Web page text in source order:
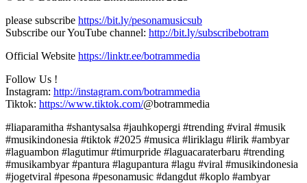
please subscribe https://bit.ly/pesonamusicsub
Subscribe our YouTube channel: http://bit.ly/subscribebotram
Official Website https://linktr.ee/botrammedia
Follow Us !
Instagram: http://instagram.com/botrammedia
Tiktok: https://www.tiktok.com/@botrammedia
#liaparamitha #shantysalsa #jauhkopergi #trending #viral #musik
#musikindonesia #tiktok #2025 #musica #liriklagu #lirik #ambyar
#laguambon #lagutimur #timurpride #laguacaraterbaru #trending
#musikambyar #pantura #lagupantura #lagu #viral #musikindonesia
#jogetviral #pesona #pesonamusic #dangdut #koplo #ambyar